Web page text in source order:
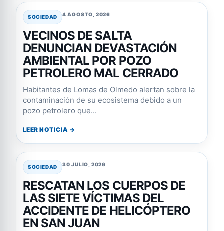
SOCIEDAD 4 AGOSTO, 2026
VECINOS DE SALTA
DENUNCIAN DEVASTACIÓN
AMBIENTAL POR POZO
PETROLERO MAL CERRADO
Habitantes de Lomas de Olmedo alertan sobre la
contaminación de su ecosistema debido a un
pozo petrolero que...
LEER NOTICIA →
SOCIEDAD 30 JULIO, 2026
RESCATAN LOS CUERPOS DE
LAS SIETE VÍCTIMAS DEL
ACCIDENTE DE HELICÓPTERO
EN SAN JUAN